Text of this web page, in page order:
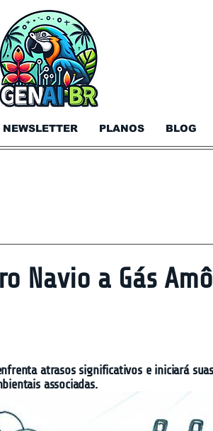
NEWSLETTER PLANOS BLOG
Navio a Gás
atrasos significativos e iniciará
associadas.